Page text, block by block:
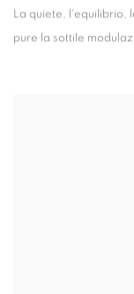
La quiete, l'equilibrio,
pure la sottile